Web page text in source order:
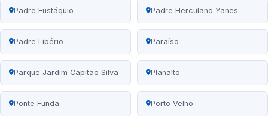
Padre Eustáquio Padre Herculano Yanes
Padre Libério Paraíso
Parque Jardim Capitão Silva Planalto
Ponte Funda Porto Velho